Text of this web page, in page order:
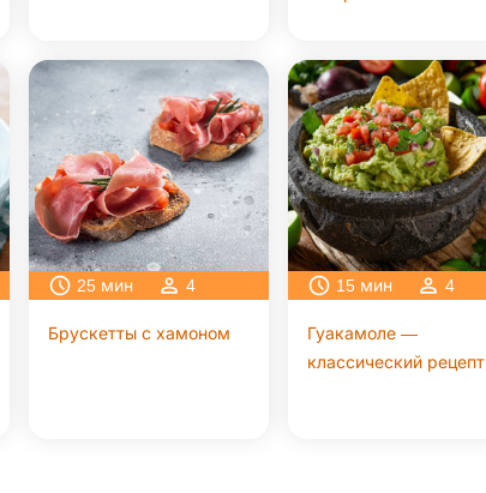
25 мин 4
Брускетты с хамоном
15 мин 4
Гуакамоле —
классический рецепт